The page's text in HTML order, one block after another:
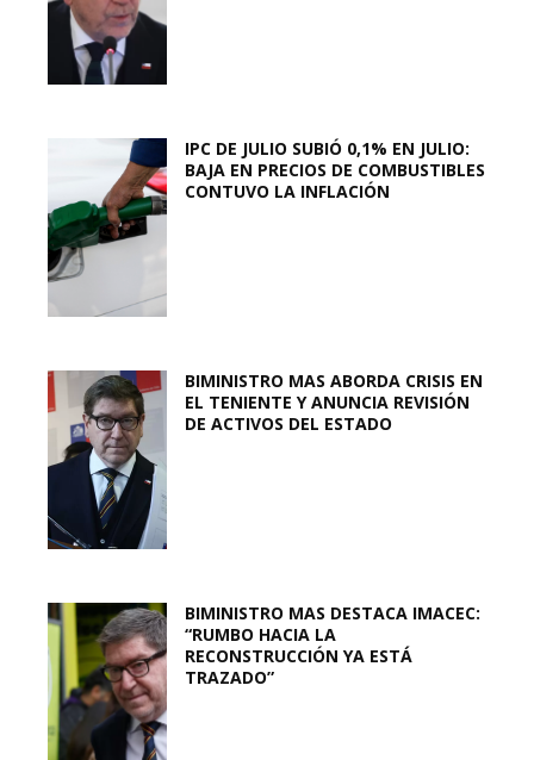
IPC DE JULIO SUBIÓ 0,1% EN JULIO:
BAJA EN PRECIOS DE COMBUSTIBLES
CONTUVO LA INFLACIÓN
BIMINISTRO MAS ABORDA CRISIS EN
EL TENIENTE Y ANUNCIA REVISIÓN
DE ACTIVOS DEL ESTADO
BIMINISTRO MAS DESTACA IMACEC:
“RUMBO HACIA LA
RECONSTRUCCIÓN YA ESTÁ
TRAZADO”